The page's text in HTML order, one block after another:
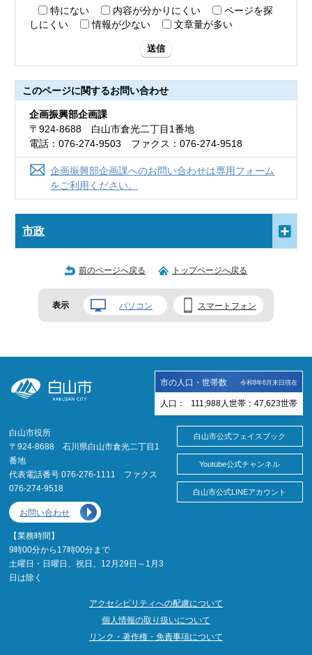
特にない
内容が分かりにくい
ページを探
しにくい
情報が少ない 文章量が多い
送信
このページに関するお問い合わせ
企画振興部企画課
〒924-8688 白山市倉光二丁目1番地
電話：076-274-9503 ファクス：076-274-9518
企画振興部企画課へのお問い合わせは専用フォーム
をご利用ください。
市政
前のページへ戻る トップページへ戻る
表示 パソコン スマートフォン
市の人口・世帯数 令和8年6月末日現在
人口： 111,988 人 世帯： 47,623世帯
白山市役所
〒924-8688 石川県白山市倉光二丁目1
番地
代表電話番号 076-276-1111 ファクス
076-274-9518
お問い合わせ
【業務時間】
9時00分から17時00分まで
土曜日・日曜日、祝日、12月29日～1月3
日は除く
白山市公式フェイスブック
Youtube公式チャンネル
白山市公式LINEアカウント
アクセシビリティへの配慮について
個人情報の取り扱いについて
リンク・著作権・免責事項について